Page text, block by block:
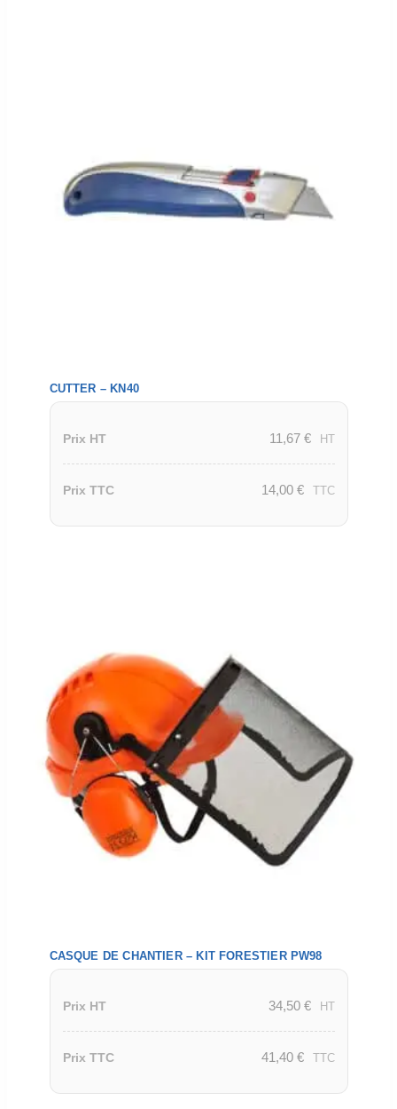
CUTTER – KN40
Prix HT 11,67 € HT
Prix TTC 14,00 € TTC
CASQUE DE CHANTIER – KIT FORESTIER PW98
Prix HT 34,50 € HT
Prix TTC 41,40 € TTC